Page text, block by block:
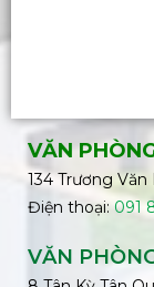
VĂN
134 Trương
Điện thoại:091
VĂN